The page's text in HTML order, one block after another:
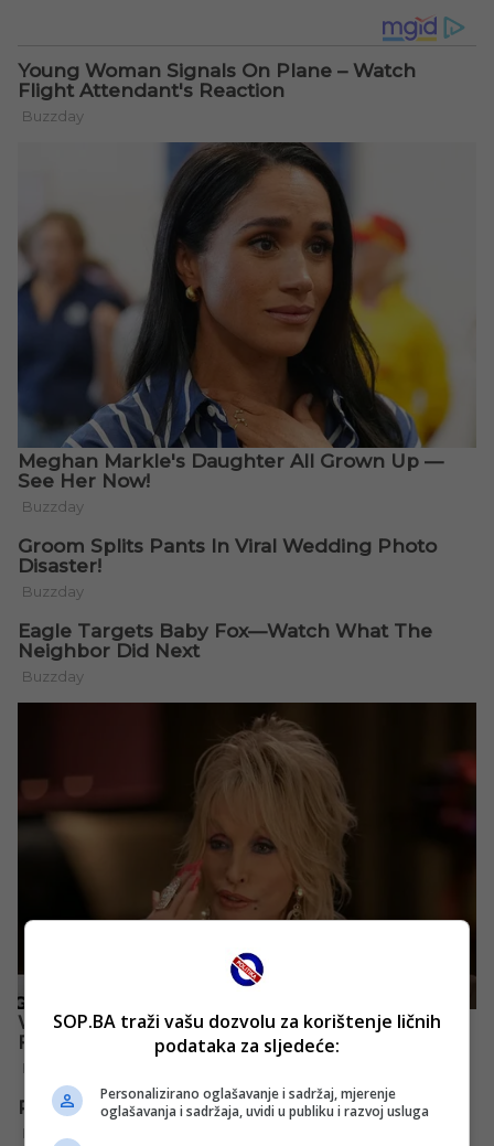
SOP.BA traži vašu dozvolu za korištenje ličnih
podataka za sljedeće:
Personalizirano oglašavanje i sadržaj, mjerenje
oglašavanja i sadržaja, uvidi u publiku i razvoj usluga